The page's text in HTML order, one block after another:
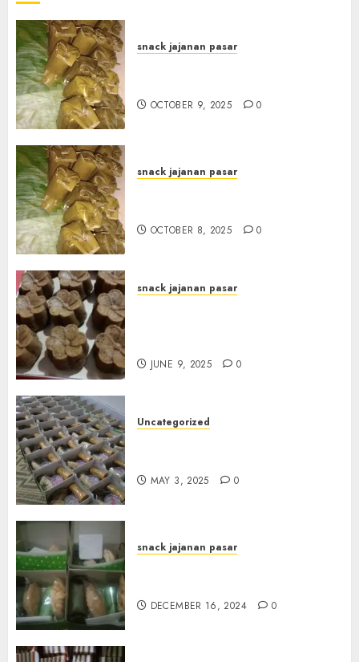
snack jajanan pasar
OCTOBER 9, 2025 0
snack jajanan pasar
OCTOBER 8, 2025 0
snack jajanan pasar
JUNE 9, 2025 0
Uncategorized
MAY 3, 2025 0
snack jajanan pasar
DECEMBER 16, 2024 0